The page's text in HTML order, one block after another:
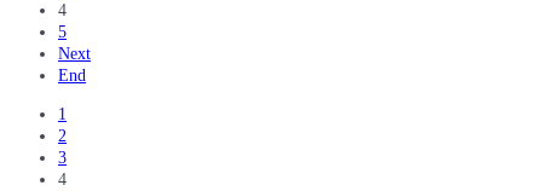
4
5
Next
End
1
2
3
4